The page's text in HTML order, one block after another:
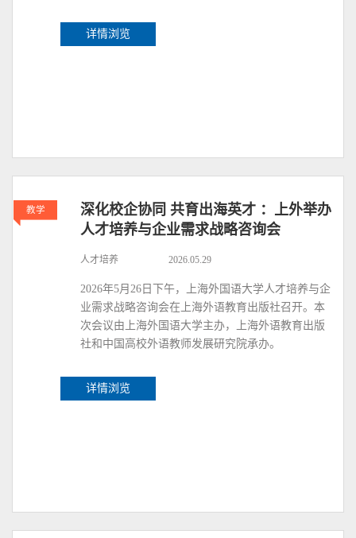
详情浏览
教学
深化校企协同 共育出海英才 ：上外举办
人才培养与企业需求战略咨询会
人才培养 2026.05.29
2026年5月26日下午，上海外国语大学人才培养与企
业需求战略咨询会在上海外语教育出版社召开。本
次会议由上海外国语大学主办，上海外语教育出版
社和中国高校外语教师发展研究院承办。
详情浏览